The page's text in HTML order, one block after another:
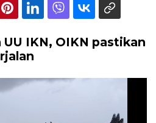
IKN, OIKN pastikan